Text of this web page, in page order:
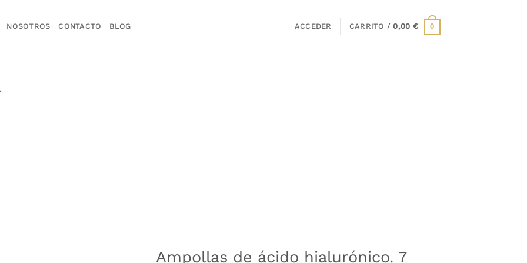
NOSOTROS CONTACTO BLOG ACCEDER CARRITO /0,00 € 0
Ampollas de ácido hialurónico. 7